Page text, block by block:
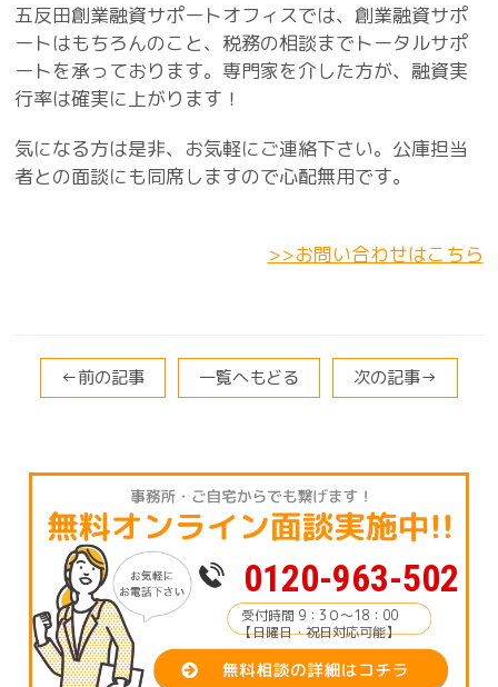
五反田創業融資サポートオフィスでは、創業融資サポ
ートはもちろんのこと、税務の相談までトータルサポ
ートを承っております。専門家を介した方が、融資実
行率は確実に上がります！
気になる方は是非、お気軽にご連絡下さい。公庫担当
者との面談にも同席しますので心配無用です。
>>お問い合わせはこちら
←前の記事 一覧へもどる 次の記事→
0120-963-502
受付時間 9：3０～18：00
【日曜日・祝日対応可能】